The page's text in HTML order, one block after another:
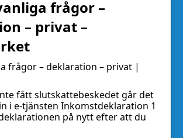
frågor –
– privat –
frågor – deklaration – privat |
fått slutskattebeskedet går det
i e-tjänsten Inkomstdeklaration 1
på nytt efter att du